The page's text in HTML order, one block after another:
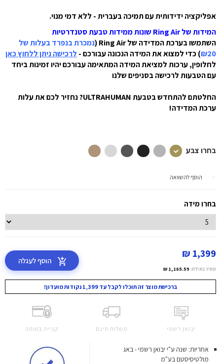
אפליקציה ידידותית עם תמיכה בעברית - ללא דמי מנוי.
המידות שלRing Air שונות ממידות טבעת סטנדרטיות
השתמשו בערכת המדידה שלRing Air
(נמכרת בנפרד בעלות של
₪20) כדי למצוא את המידה הנכונה עבורכם- לרכישה ניתן ללחוץ כאן
לחלופין, ערכות למציאת המידה המתאימה עבורכם יהיו זמינות ביחד
עם הטבעות לרכישה בסניפים שלנו
החלטתם להתחדש בטבעת ULTRAHUMAN? נחזיר לכם את עלות
ערכת המדידה!
בחרו צבע
הוסף להשוואה
בחרו מידה
1,399 ₪
מחיר באילת: 1,185.59 ₪
הוסף לעגלה
ברכישת מוצר זה תוכלו לקבל עד 1,399 נקודות מועדון!
יבואן רשמי משלוח חינם קנייה בטוחה
אחריות: שנה ע"י יבואן רשמי - באג
מולטיסיסטם בע"מ